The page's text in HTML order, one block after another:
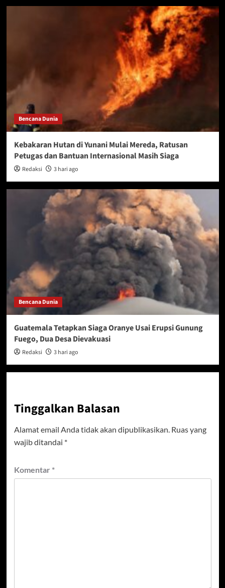
Bencana Dunia
Kebakaran Hutan di Yunani Mulai Mereda, Ratusan
Petugas dan Bantuan Internasional Masih Siaga
Redaksi 3 hari ago
Bencana Dunia
Guatemala Tetapkan Siaga Oranye Usai Erupsi Gunung
Fuego, Dua Desa Dievakuasi
Redaksi 3 hari ago
Tinggalkan Balasan
Alamat email Anda tidak akan dipublikasikan. Ruas yang
wajib ditandai *
Komentar *